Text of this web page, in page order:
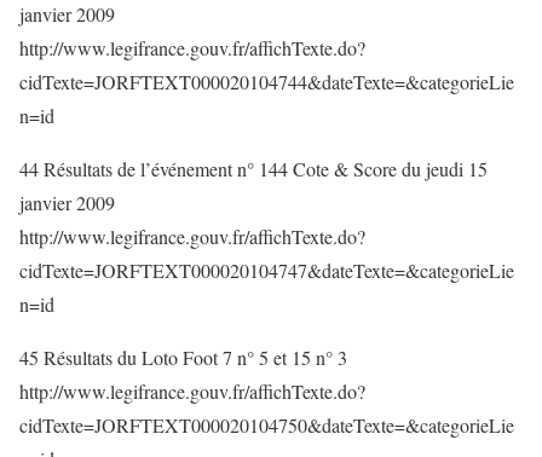
janvier 2009
http://www.legifrance.gouv.fr/affichTexte.do?
cidTexte=JORFTEXT000020104744&dateTexte=&categorieLie
n=id
44 Résultats de l’événement n° 144 Cote & Score du jeudi 15
janvier 2009
http://www.legifrance.gouv.fr/affichTexte.do?
cidTexte=JORFTEXT000020104747&dateTexte=&categorieLie
n=id
45 Résultats du Loto Foot 7 n° 5 et 15 n° 3
http://www.legifrance.gouv.fr/affichTexte.do?
cidTexte=JORFTEXT000020104750&dateTexte=&categorieLie